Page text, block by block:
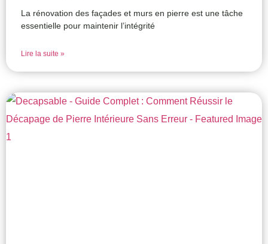
La rénovation des façades et murs en pierre est une tâche
essentielle pour maintenir l’intégrité
Lire la suite »